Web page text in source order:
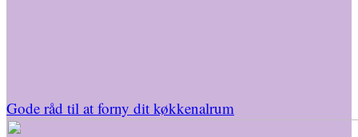
Gode råd til at forny dit køkkenalrum